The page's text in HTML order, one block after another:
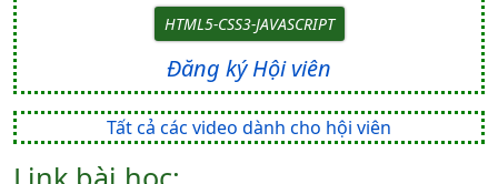
HTML5-CSS3-JAVASCRIPT
Đăng ký Hội viên
Tất cả các video dành cho hội viên